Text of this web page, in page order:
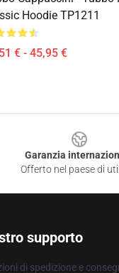
Hoodie TP1211
€ - 45,95 €
Garanzia
Offerto nel paese di
supporto
di spedizione e